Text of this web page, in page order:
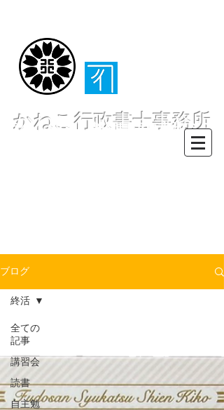
かねこ行政書士事務所
〒413-0234 静岡県伊東市池６２
ブログ
全ての
記事
講習会
読書
自主勉
終活